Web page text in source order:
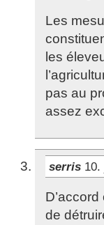
Les
les
pas au
assez
serris 10.
de